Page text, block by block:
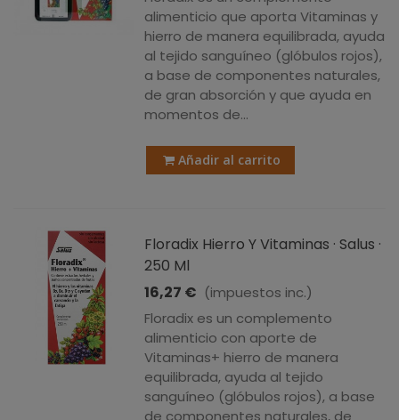
alimenticio que aporta Vitaminas y
hierro de manera equilibrada, ayuda
al tejido sanguíneo (glóbulos rojos),
a base de componentes naturales,
de gran absorción y que ayuda en
momentos de...
Añadir al carrito
Floradix Hierro Y Vitaminas · Salus ·
250 Ml
16,27 € (impuestos inc.)
Floradix es un complemento
alimenticio con aporte de
Vitaminas+ hierro de manera
equilibrada, ayuda al tejido
sanguíneo (glóbulos rojos), a base
de componentes naturales, de